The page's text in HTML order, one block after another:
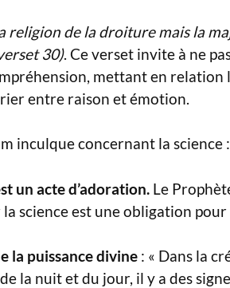
religion de la droiture mais la
30). Ce verset invite à ne
mettant en relation
entre raison et émotion.
inculque concernant la science :
un acte d’adoration. Le
science est une obligation
la puissance divine : « Dans la
la nuit et du jour, il y a des